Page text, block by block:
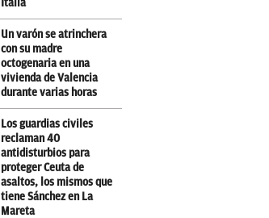
Italia
Un varón se atrinchera
con su madre
octogenaria en una
vivienda de Valencia
durante varias horas
Los guardias civiles
reclaman 40
antidisturbios para
proteger Ceuta de
asaltos, los mismos que
tiene Sánchez en La
Mareta